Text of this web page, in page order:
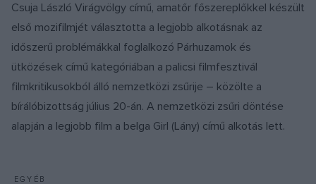
Csuja László Virágvölgy című, amatőr főszereplőkkel készült
első mozifilmjét választotta a legjobb alkotásnak az
időszerű problémákkal foglalkozó Párhuzamok és
ütközések című kategóriában a palicsi filmfesztivál
filmkritikusokból álló nemzetközi zsűrije – közölte a
bírálóbizottság július 20-án. A nemzetközi zsűri döntése
alapján a legjobb film a belga Girl (Lány) című alkotás lett.
EGYÉB